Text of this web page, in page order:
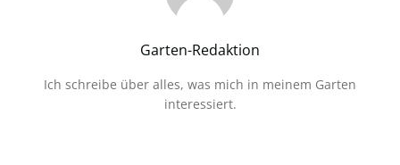
Garten-Redaktion
Ich schreibe über alles, was mich in meinem Garten
interessiert.